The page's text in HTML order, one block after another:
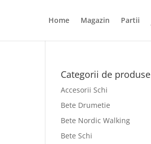
Home Magazin Partii
Categorii de produse
Accesorii Schi
Bete Drumetie
Bete Nordic Walking
Bete Schi